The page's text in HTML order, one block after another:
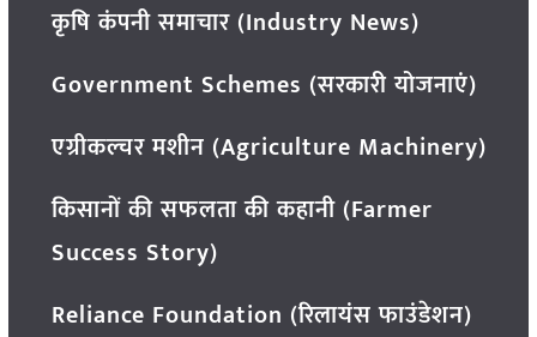
कृषि कंपनी समाचार (Industry News)
Government Schemes (सरकारी योजनाएं)
एग्रीकल्चर मशीन (Agriculture Machinery)
किसानों की सफलता की कहानी (Farmer
Success Story)
Reliance Foundation (रिलायंस फाउंडेशन)